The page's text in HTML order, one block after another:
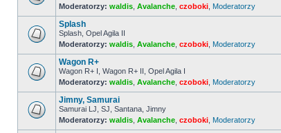
Nie
ma
nieprzeczytanych
postów
Moderatorzy: waldis Avalanche czoboki Moderatorzy
Nie
ma
nieprzeczytanych
postów
Splash
Splash, Opel Agila II
Moderatorzy: waldis Avalanche czoboki Moderatorzy
Nie
ma
nieprzeczytanych
postów
Wagon R+
Wagon R+ I, Wagon R+ II, Opel Agila I
Moderatorzy: waldis Avalanche czoboki Moderatorzy
Nie
ma
Jimny, Samurai
Samurai LJ, SJ, Santana, Jimny
Moderatorzy: waldis Avalanche czoboki Moderatorzy